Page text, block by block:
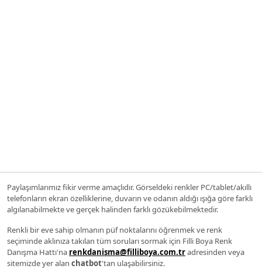
Paylaşımlarımız fikir verme amaçlıdır. Görseldeki renkler PC/tablet/akıllı
telefonların ekran özelliklerine, duvarın ve odanın aldığı ışığa göre farklı
algılanabilmekte ve gerçek halinden farklı gözükebilmektedir.
Renkli bir eve sahip olmanın püf noktalarını öğrenmek ve renk
seçiminde aklınıza takılan tüm soruları sormak için Filli Boya Renk
Danışma Hattı'na renkdanisma@filliboya.com.tradresinden veya
sitemizde yer alan chatbot'tan ulaşabilirsiniz.